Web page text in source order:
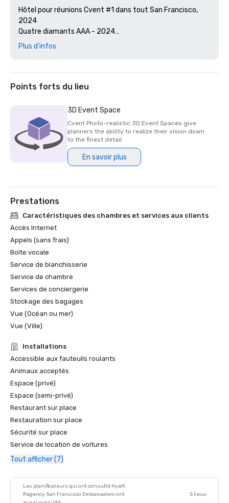
Hôtel pour réunions Cvent #1 dans tout San Francisco,
2024
Quatre diamants AAA - 2024
Smart Meetings - Lauréat du prix Platinum Choice 2024
Prix Northstar Stella 2025 : finaliste dans la catégorie
« Meilleur personnel de soutien sur site »
hôtel/centre de villégiature »
Prix Northstar Stella 2024 - Médaille de bronze, « Meilleur
personnel de soutien sur site »
Prix Northstar Stella 2024 - Finaliste dans la catégorie
« Meilleur espace événementiel dans un hôtel/centre de
Plus d'infos
Points forts du lieu
3D Event Space
Cvent Photo-realistic 3D Event Spaces give
planners the ability to realize their vision down
to the finest detail.
En savoir plus
Prestations
Caractéristiques des chambres et services aux clients
Accès Internet
Appels (sans frais)
Boîte vocale
Service de blanchisserie
Service de chambre
Services de conciergerie
Stockage des bagages
Vue (Océan ou mer)
Vue (Ville)
Installations
Accessible aux fauteuils roulants
Animaux acceptés
Espace (privé)
Espace (semi-privé)
Restaurant sur place
Restauration sur place
Sécurité sur place
Service de location de voitures
Tout afficher (7)
Les planificateurs qui ont consulté Hyatt
Regency San Francisco Embarcadero ont
5 lieux